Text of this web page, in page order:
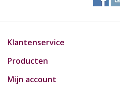
Klantenservice
Producten
Mijn account